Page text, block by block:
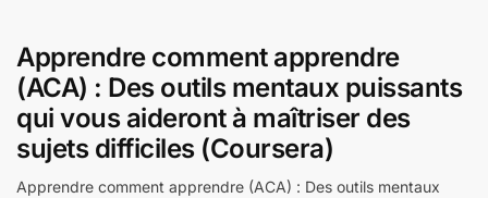
Apprendre comment apprendre
(ACA) : Des outils mentaux puissants
qui vous aideront à maîtriser des
sujets difficiles (Coursera)
Apprendre comment apprendre (ACA) : Des outils mentaux